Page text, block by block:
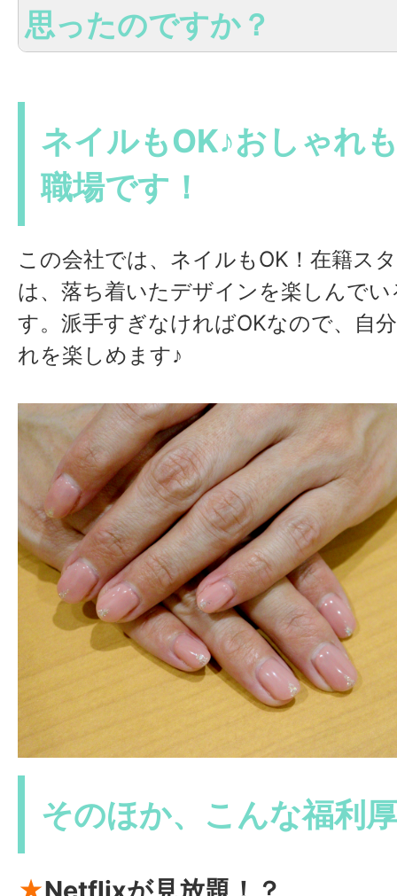
思ったのですか？
ネイルもOK♪おしゃれ
職場です！
この会社では、ネイルもOK！在籍ス
は、落ち着いたデザインを楽しんで
す。派手すぎなければOKなので、自
れを楽しめます♪
そのほか、こんな福利